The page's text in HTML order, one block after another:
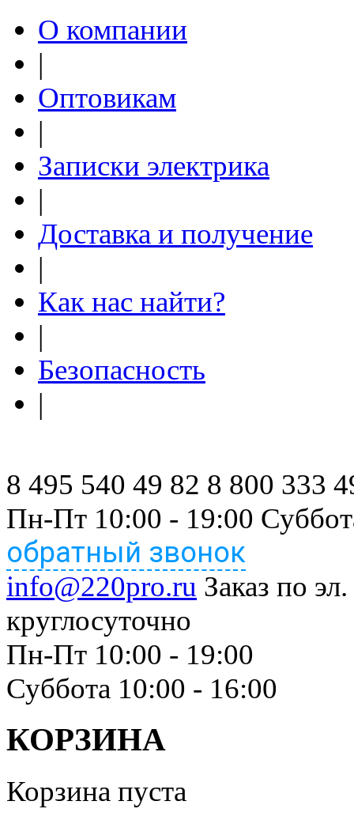
О компании
|
Оптовикам
|
Записки электрика
|
Доставка и получение
|
Как нас найти?
|
Безопасность
|
8 495 540 49 82 8 800 333
Пн-Пт 10:00 - 19:00
обратный звонок
info@220pro.ru Заказ по
круглосуточно
Пн-Пт 10:00 - 19:00
Суббота 10:00 - 16:00
КОРЗИНА
Корзина пуста